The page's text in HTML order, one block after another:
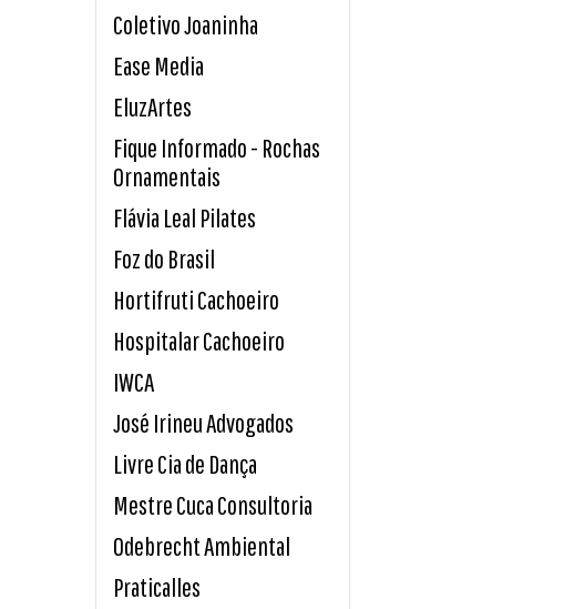
Coletivo Joaninha
Ease Media
EluzArtes
Fique Informado - Rochas
Ornamentais
Flávia Leal Pilates
Foz do Brasil
Hortifruti Cachoeiro
Hospitalar Cachoeiro
IWCA
José Irineu Advogados
Livre Cia de Dança
Mestre Cuca Consultoria
Odebrecht Ambiental
Praticalles